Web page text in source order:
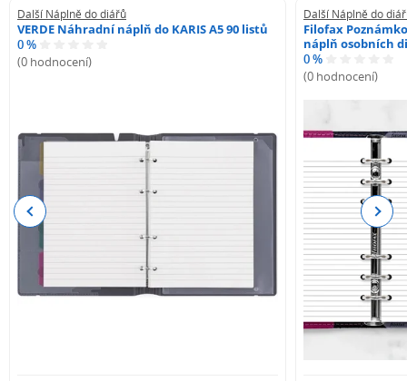
Další Náplně do diářů
VERDE Náhradní náplň do KARIS A5 90 listů
0 %
(0 hodnocení)
Další Náplně do
Filofax
náplň osobních
0 %
(0 hodnocení)
Previous Next